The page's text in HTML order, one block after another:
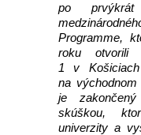
po
Programme,
roku otvorili
1 v
na východnom
je zakončený
skúškou,
univerzity a